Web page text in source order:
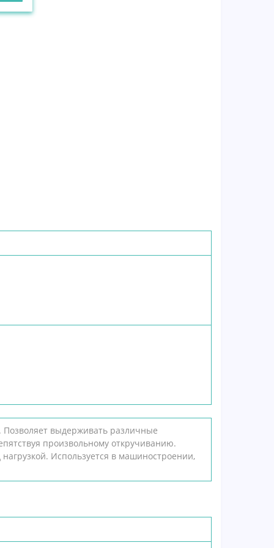
выдерживать различные
произвольному откручиванию.
Используется в машиностроении,